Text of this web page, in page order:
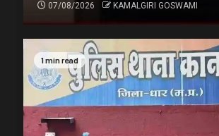
07/08/2026 KAMALGIRI GOSWAMI
1 min read